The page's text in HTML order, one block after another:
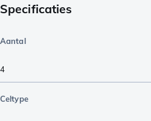
Specificaties
Aantal
4
Celtype